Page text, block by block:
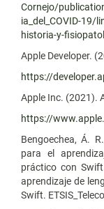
Cornejo/
ia_del_COVID-
historia-y-
Apple Developer.
https://
Apple Inc. (2021).
https://
Bengoechea, Á.
para el
práctico con
aprendizaje de
Swift.